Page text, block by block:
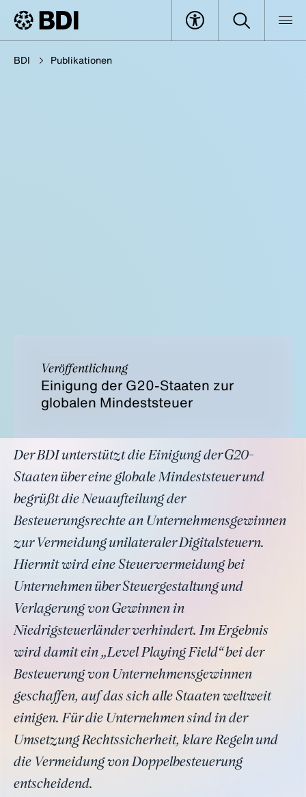
BDI Publikationen
Veröffentlichung
Einigung der G20-Staaten zur
globalen Mindeststeuer
Der BDI unterstützt die Einigung der G20-
Staaten über eine globale Mindeststeuer und
begrüßt die Neuaufteilung der
Besteuerungsrechte an Unternehmensgewinnen
zur Vermeidung unilateraler Digitalsteuern.
Hiermit wird eine Steuervermeidung bei
Unternehmen über Steuergestaltung und
Verlagerung von Gewinnen in
Niedrigsteuerländer verhindert. Im Ergebnis
wird damit ein „Level Playing Field“ bei der
Besteuerung von Unternehmensgewinnen
geschaffen, auf das sich alle Staaten weltweit
einigen. Für die Unternehmen sind in der
Umsetzung Rechtssicherheit, klare Regeln und
die Vermeidung von Doppelbesteuerung
entscheidend.